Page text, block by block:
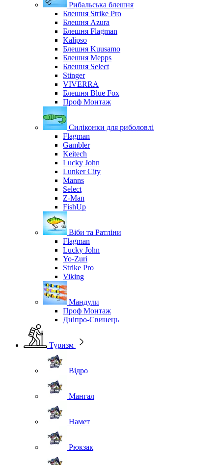
Рибальська блешня
Блешня Strike Pro
Блешня Azura
Блешня Flagman
Kalipso
Блешня Kuusamo
Блешня Mepps
Блешня Select
Stinger
VIVERRA
Блешня Blue Fox
Проф Монтаж
Силіконки для риболовлі
Flagman
Gambler
Keitech
Lucky John
Lunker City
Manns
Select
Z-Man
FishUp
Віби та Ратліни
Flagman
Lucky John
Yo-Zuri
Strike Pro
Viking
Мандули
Проф Монтаж
Дніпро-Свинець
Туризм
Відро
Мангал
Намет
Рюкзак